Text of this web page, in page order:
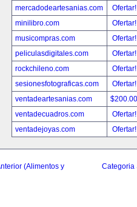
mercadodeartesanias.com
minilibro.com
musicompras.com
peliculasdigitales.com
rockchileno.com
sesionesfotograficas.com
ventadeartesanias.com
ventadecuadros.com
ventadejoyas.com
(Alimentos y
Categoria